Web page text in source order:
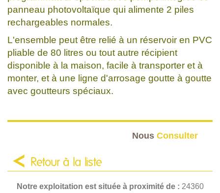
panneau photovoltaïque qui alimente 2 piles
rechargeables normales.
L'ensemble peut être relié à un réservoir en PVC
pliable de 80 litres ou tout autre récipient
disponible à la maison, facile à transporter et à
monter, et à une ligne d'arrosage goutte à goutte
avec goutteurs spéciaux.
Nous Consulter
Retour à la liste
Notre exploitation est située à proximité de : 24360